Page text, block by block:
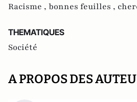
Racisme , bonnes feuilles ,
THEMATIQUES
Société
A PROPOS DES